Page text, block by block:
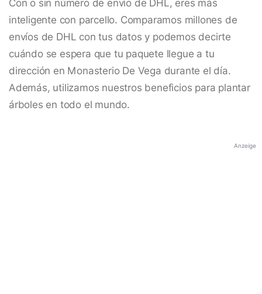
Con o sin número de envío de DHL, eres más
inteligente con parcello. Comparamos millones de
envíos de DHL con tus datos y podemos decirte
cuándo se espera que tu paquete llegue a tu
dirección en Monasterio De Vega durante el día.
Además, utilizamos nuestros beneficios para plantar
árboles en todo el mundo.
Anzeige